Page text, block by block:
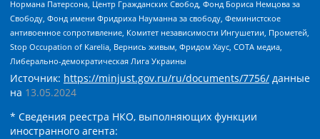
Нормана Патерсона, Центр Гражданских Свобод, Фонд Бориса Немцова за
Свободу, Фонд имени Фридриха Науманна за свободу, Феминистское
антивоенное сопротивление, Комитет независимости Ингушетии, Прометей,
Stop Occupation of Karelia, Вернись живым, Фридом Хаус, СОТА медиа,
Либерально-демократическая Лига Украины
Источник: https://minjust.gov.ru/ru/documents/7756/ данные
на 13.05.2024
* Сведения реестра НКО, выполняющих функции
иностранного агента: